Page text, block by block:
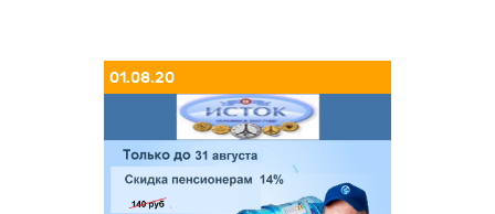
01.08.20